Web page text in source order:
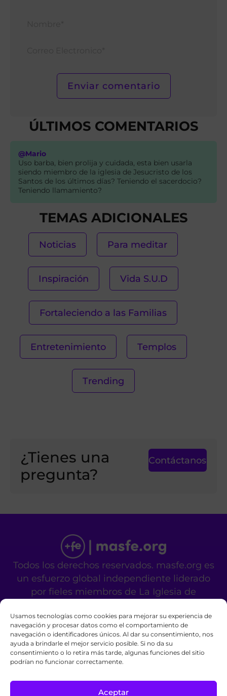
Usamos tecnologías como cookies para mejorar su experiencia de
navegación y procesar datos como el comportamiento de
navegación o identificadores únicos. Al dar su consentimiento, nos
ayuda a brindarle el mejor servicio posible. Si no da su
consentimiento o lo retira más tarde, algunas funciones del sitio
podrían no funcionar correctamente.
Aceptar
ÚLTIMOS COMENTARIOS
@Mario
Uso barba, bien prolija y cuidada, esta bien usarla
siendo miembro de la iglesia de Jesucristo de los
Santos de los últimos días? Teniendo el sacerdocio?
Teniendo llamamiento?
TEMAS ADICIONALES
Noticias Para meditar
Inspiración Vida S.U.D
Fortaleciendo a las Familias
Entretenimiento Templos
Trending
¿Tienes una
pregunta?
Contáctanos
Todos los derechos reservados. masfe.org es
un esfuerzo global independiente liderado
por fieles miembros de La Iglesia de
No es un sitio oficial de la mencionada
organización religiosa.
Contáctanos Privacy Policy Cookie Policy